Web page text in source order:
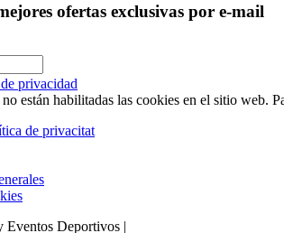
ofertas exclusivas por e-mail
privacidad
están habilitadas las cookies en el sitio web.
de privacitat
Eventos Deportivos |